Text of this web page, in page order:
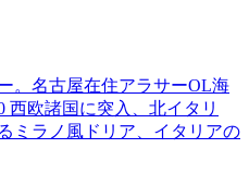
。名古屋在住アラサーOL海
西欧諸国に突入、北イタリ
ミラノ風ドリア、イタリアの